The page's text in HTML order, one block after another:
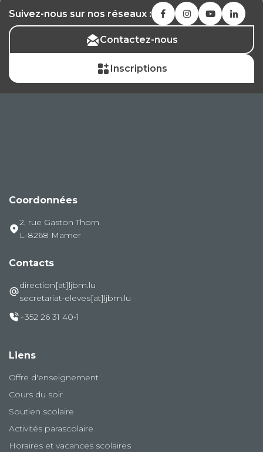
Suivez-nous sur nos réseaux :
Contactez-nous
Inscriptions
Coordonnées
2, rue Gaston Thorn
L-8268 Mamer
Contacts
direction[at]ljbm.lu
secretariat-eleves[at]ljbm.lu
+352 26 31 40-1
Liens
Offre d'enseignement
Cours du soir
Soutien scolaire
Activités parascolaire
Horaires et vacances scolaires